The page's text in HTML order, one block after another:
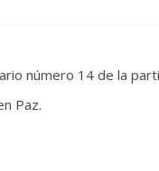
número 14 de la
Paz.